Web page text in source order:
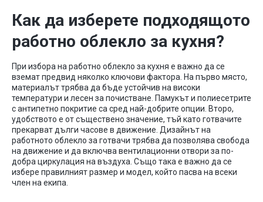
Как да изберете подходящото
работно облекло за кухня?
При избора на работно облекло за кухня е важно да се
вземат предвид няколко ключови фактора. На първо място,
материалът трябва да бъде устойчив на високи
температури и лесен за почистване. Памукът и полиесетрите
с антипетно покритие са сред най-добрите опции. Второ,
удобството е от съществено значение, тъй като готвачите
прекарват дълги часове в движение. Дизайнът на
работното облекло за готвачи трябва да позволява свобода
на движение и да включва вентилационни отвори за по-
добра циркулация на въздуха. Също така е важно да се
избере правилният размер и модел, който пасва на всеки
член на екипа.